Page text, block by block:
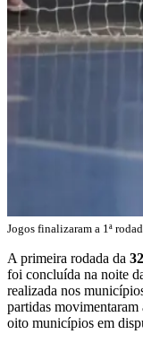
Jogos finalizaram a 1ª
A primeira rodada da
foi concluída na noite
realizada nos
partidas movimentaram
oito municípios em